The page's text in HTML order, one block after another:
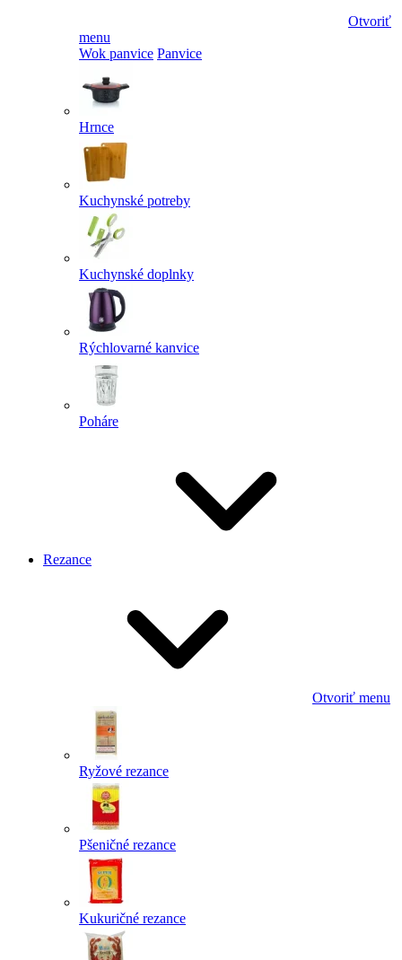
Otvoriť
menu
Wok panvice Panvice
Hrnce
Kuchynské potreby
Kuchynské doplnky
Rýchlovarné kanvice
Poháre
Rezance
Otvoriť menu
Ryžové rezance
Pšeničné rezance
Kukuričné rezance